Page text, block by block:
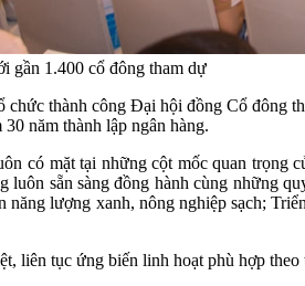
gần 1.400 cổ đông tham dự
thành công Đại hội đồng Cổ đông
năm thành lập ngân hàng.
có mặt tại những cột mốc quan
sẵn sàng đồng hành cùng những
lượng xanh, nông nghiệp sạch;
liên tục ứng biến linh hoạt phù hợp